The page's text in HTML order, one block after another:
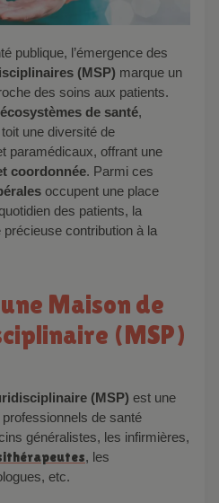
publique, l’émergence des
(MSP) marque un
des soins aux patients.
écosystèmes de santé,
une diversité de
paramédicaux, offrant une
coordonnée. Parmi ces
occupent une place
des patients, la
contribution à la
(MSP)
(MSP) est une
de santé
généralistes, les infirmières,
, les
etc.